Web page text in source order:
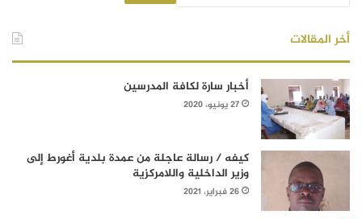
أخر المقالات
أخبار سارة لكافة المدرسين
27 يونيو، 2020
كيفه / رسالة عاجلة من عمدة بلدية أغورط إلى
وزير الداخلية واللامركزية
26 فبراير، 2021